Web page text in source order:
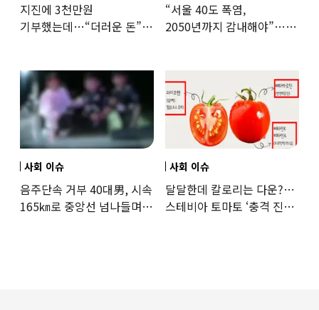
지진에 3천만원
기부했는데…“더러운 돈”
“서울 40도 폭염,
2050년까지 감내해야”…
사회 이슈
음주단속 거부 40대男, 시속
165㎞로 중앙선 넘나들며
사회 이슈
달달한데 칼로리는 다운?…
스테비아 토마토 ‘충격 진실’